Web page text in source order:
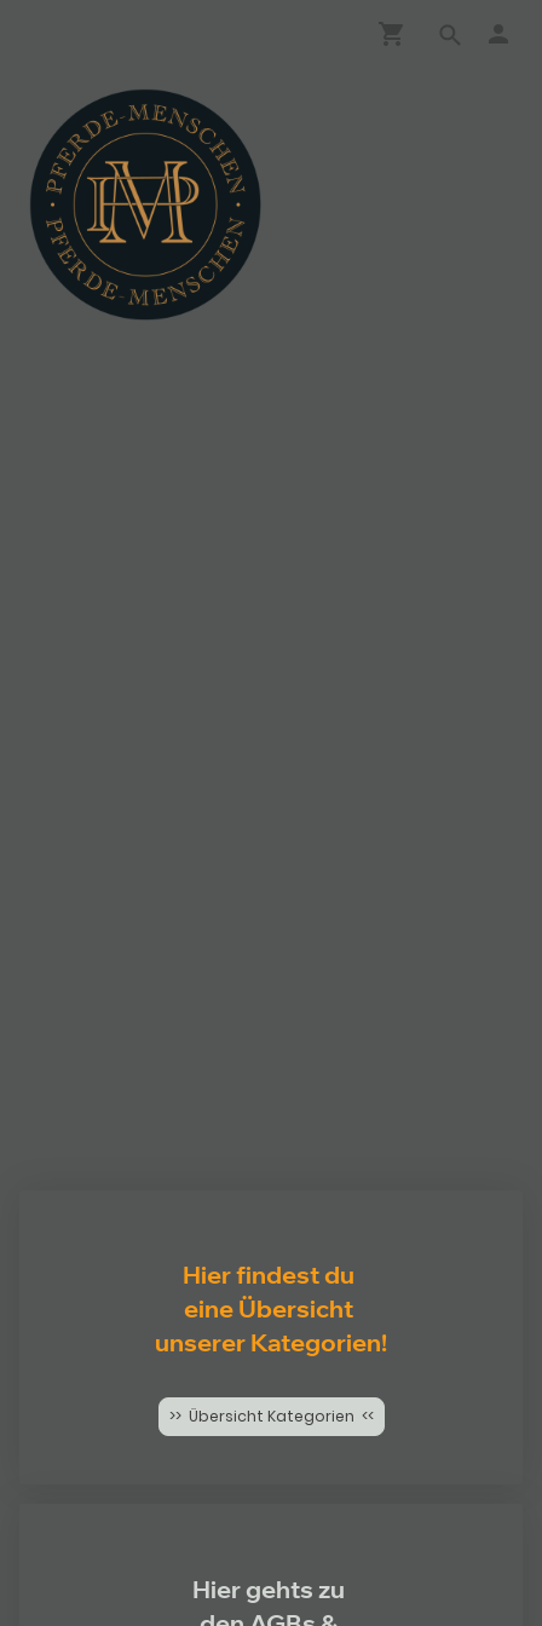
Hier findest du
eine Übersicht
unserer Kategorien!
>> Übersicht Kategorien <<
Hier gehts zu